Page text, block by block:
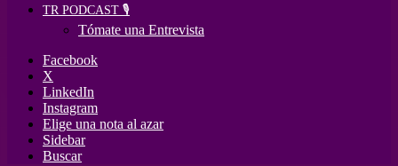
TR PODCAST 🎙️
Tómate una Entrevista
Facebook
X
LinkedIn
Instagram
Elige una nota al azar
Sidebar
Buscar